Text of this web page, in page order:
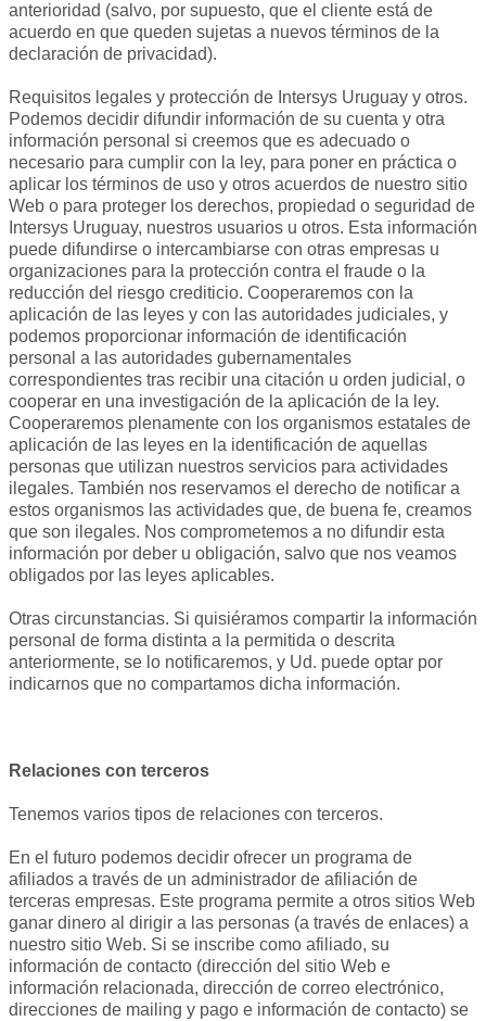
anterioridad (salvo, por supuesto, que el cliente está de
acuerdo en que queden sujetas a nuevos términos de la
declaración de privacidad).
Requisitos legales y protección de Intersys Uruguay y otros.
Podemos decidir difundir información de su cuenta y otra
información personal si creemos que es adecuado o
necesario para cumplir con la ley, para poner en práctica o
aplicar los términos de uso y otros acuerdos de nuestro sitio
Web o para proteger los derechos, propiedad o seguridad de
Intersys Uruguay, nuestros usuarios u otros. Esta información
puede difundirse o intercambiarse con otras empresas u
organizaciones para la protección contra el fraude o la
reducción del riesgo crediticio. Cooperaremos con la
aplicación de las leyes y con las autoridades judiciales, y
podemos proporcionar información de identificación
personal a las autoridades gubernamentales
correspondientes tras recibir una citación u orden judicial, o
cooperar en una investigación de la aplicación de la ley.
Cooperaremos plenamente con los organismos estatales de
aplicación de las leyes en la identificación de aquellas
personas que utilizan nuestros servicios para actividades
ilegales. También nos reservamos el derecho de notificar a
estos organismos las actividades que, de buena fe, creamos
que son ilegales. Nos comprometemos a no difundir esta
información por deber u obligación, salvo que nos veamos
obligados por las leyes aplicables.
Otras circunstancias. Si quisiéramos compartir la información
personal de forma distinta a la permitida o descrita
anteriormente, se lo notificaremos, y Ud. puede optar por
indicarnos que no compartamos dicha información.
Relaciones con terceros
Tenemos varios tipos de relaciones con terceros.
En el futuro podemos decidir ofrecer un programa de
afiliados a través de un administrador de afiliación de
terceras empresas. Este programa permite a otros sitios Web
ganar dinero al dirigir a las personas (a través de enlaces) a
nuestro sitio Web. Si se inscribe como afiliado, su
información de contacto (dirección del sitio Web e
información relacionada, dirección de correo electrónico,
direcciones de mailing y pago e información de contacto) se